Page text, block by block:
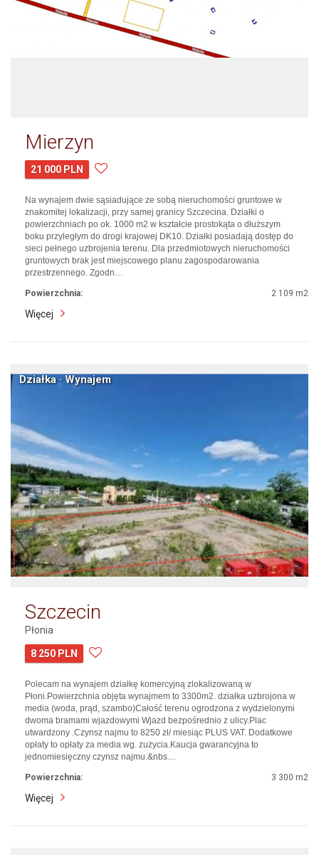
Mierzyn
21 000 PLN
Na wynajem dwie sąsiadujące ze sobą nieruchomości gruntowe w
znakomitej lokalizacji, przy samej granicy Szczecina. Działki o
powierzchniach po ok. 1000 m2 w kształcie prostokąta o dłuższym
boku przyległym do drogi krajowej DK10. Działki posiadają dostęp do
sieci pełnego uzbrojenia terenu. Dla przedmiotowych nieruchomości
gruntowych brak jest miejscowego planu zagospodarowania
przestrzennego. Zgodn…
Powierzchnia: 2 109 m2
Więcej
Działka · Wynajem
Szczecin
Płonia
8 250 PLN
Polecam na wynajem działkę komercyjną zlokalizowaną w
Płoni.Powierzchnia objęta wynajmem to 3300m2. działka uzbrojona w
media (woda, prąd, szambo)Całość terenu ogrodzona z wydzielonymi
dwoma bramami wjazdowymi Wjazd bezpośrednio z ulicy.Plac
utwardzony .Czynsz najmu to 8250 zł/ miesiąc PLUS VAT. Dodatkowe
opłaty to opłaty za media wg. zużycia.Kaucja gwarancyjna to
jednomiesięczny czynsz najmu.&nbs…
Powierzchnia: 3 300 m2
Więcej